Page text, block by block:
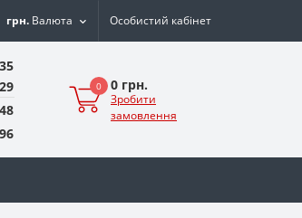
грн. Валюта Особистий кабінет
0 0 грн.
Зробити
замовлення